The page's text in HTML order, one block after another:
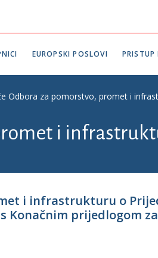
EUROPSKI POSLOVI PRISTUP
Odbora za pomorstvo, promet i
i
i infrastrukturu o
prijedlogom